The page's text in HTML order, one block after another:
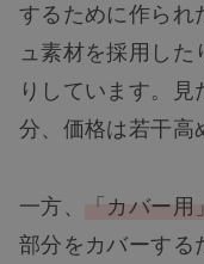
するために作られ
ュ素材を採用し
りしています。
分、価格は若干高
一方、 「カバー用」
部分をカバーする